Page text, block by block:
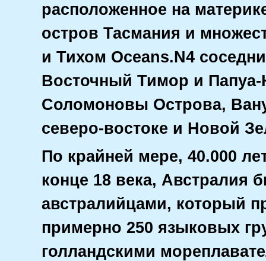
расположенное на
остров Тасмания и
и Тихом Oceans.N4
Восточный Тимор и
Соломоновы Острова,
северо-востоке и Новой
По крайней мере, 40.000
конце 18 века, Австралия
австралийцами, который
примерно 250 языковых
голландскими